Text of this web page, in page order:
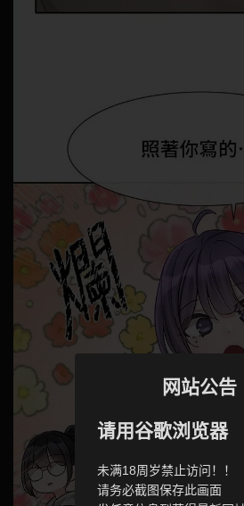
网站公告
请用谷歌浏览器
未满18周岁禁止访问！！
请务必截图保存此画面